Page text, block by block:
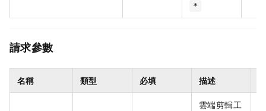
*
請求參數
名稱 類型 必填 描述
雲端剪輯工